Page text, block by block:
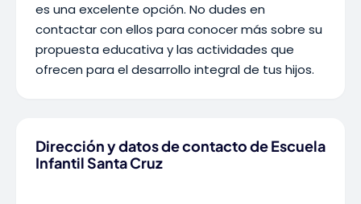
es una excelente opción. No dudes en
contactar con ellos para conocer más sobre su
propuesta educativa y las actividades que
ofrecen para el desarrollo integral de tus hijos.
Dirección y datos de contacto de Escuela
Infantil Santa Cruz